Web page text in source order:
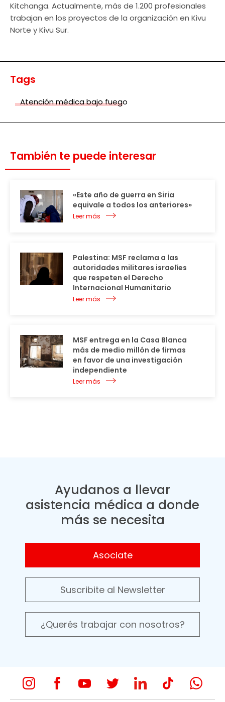
Kitchanga. Actualmente, más de 1.200 profesionales
trabajan en los proyectos de la organización en Kivu
Norte y Kivu Sur.
Tags
Atención médica bajo fuego
También te puede interesar
«Este año de guerra en Siria
equivale a todos los anteriores»
Leer más
Palestina: MSF reclama a las
autoridades militares israelíes
que respeten el Derecho
Internacional Humanitario
Leer más
MSF entrega en la Casa Blanca
más de medio millón de firmas
en favor de una investigación
independiente
Leer más
Ayudanos a llevar
asistencia médica a donde
más se necesita
Asociate
Suscribite al Newsletter
¿Querés trabajar con nosotros?